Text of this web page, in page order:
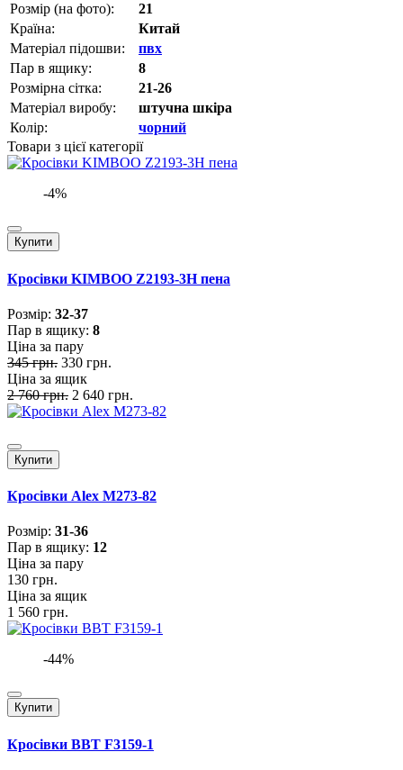
Розмір (на фото):
21
Країна:
Китай
Матеріал підошви:
пвх
Пар в ящику:
8
Розмірна сітка:
21-26
Матеріал виробу:
штучна шкіра
Колір:
чорний
Товари з цієї категорії
-4%
Купити
Кросівки KIMBOO Z2193-3H пена
Розмiр: 32-37
Пар в ящику: 8
Ціна за пару
345 грн. 330 грн.
Ціна за ящик
2 760 грн. 2 640 грн.
Купити
Кросівки Alex M273-82
Розмiр: 31-36
Пар в ящику: 12
Ціна за пару
130 грн.
Ціна за ящик
1 560 грн.
-44%
Купити
Кросівки BBT F3159-1